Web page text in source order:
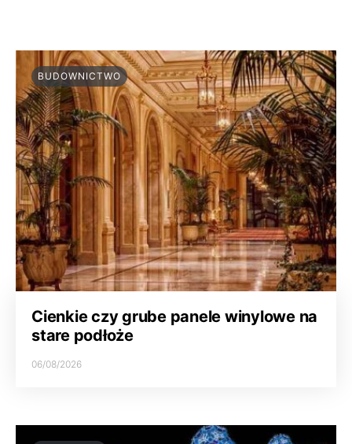
BUDOWNICTWO
Cienkie czy grube panele winylowe na
stare podłoże
06/08/2026